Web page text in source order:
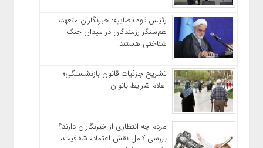
رئیس قوه قضاییه: خبرنگاران متعهد،
هم‌سنگر رزمندگان در میدان جنگ
شناختی هستند
تشریح جزئیات قانون بازنشستگی؛
اعلام شرایط بانوان
مردم چه انتظاری از خبرنگاران دارند؟
بررسی کامل نقش اعتماد، شفافیت،